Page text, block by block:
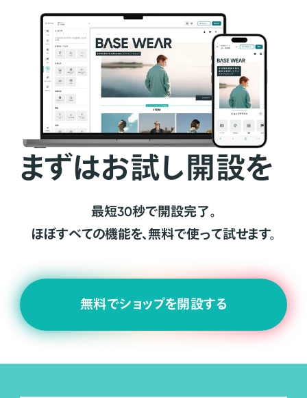
まずはお試し開設を
最短30秒で開設完了。
ほぼすべての機能を、無料で使って試せます。
無料でショップを開設する